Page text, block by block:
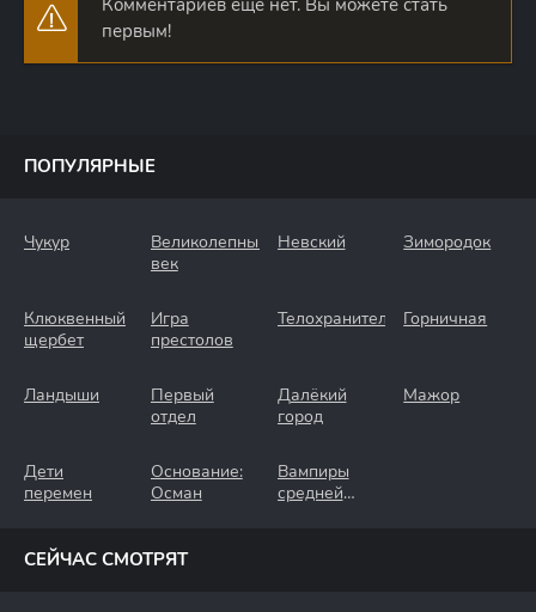
Комментариев еще нет. Вы можете стать
первым!
ПОПУЛЯРНЫЕ
Чукур
Великолепный
век
Невский Зимородок
Клюквенный
щербет
Игра
престолов
Телохранители Горничная
Ландыши
Первый
отдел
Далёкий
город
Мажор
Дети
перемен
Основание:
Осман
Вампиры
средней
СЕЙЧАС СМОТРЯТ